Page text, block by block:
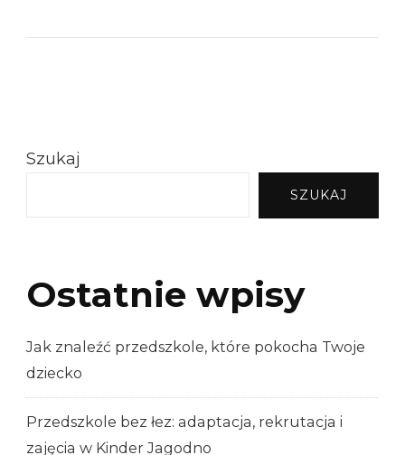
Szukaj
SZUKAJ
Ostatnie wpisy
Jak znaleźć przedszkole, które pokocha Twoje
dziecko
Przedszkole bez łez: adaptacja, rekrutacja i
zajęcia w Kinder Jagodno